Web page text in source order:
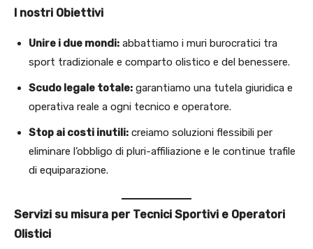
I nostri Obiettivi
Unire i due mondi: abbattiamo i muri burocratici tra
sport tradizionale e comparto olistico e del benessere.
Scudo legale totale: garantiamo una tutela giuridica e
operativa reale a ogni tecnico e operatore.
Stop ai costi inutili: creiamo soluzioni flessibili per
eliminare l’obbligo di pluri-affiliazione e le continue trafile
di equiparazione.
Servizi su misura per Tecnici Sportivi e Operatori
Olistici